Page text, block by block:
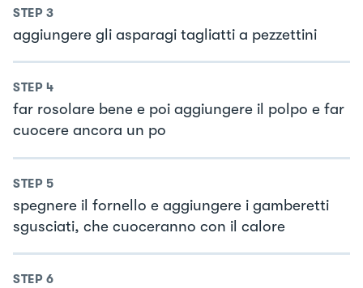
STEP 3
aggiungere gli asparagi tagliatti a pezzettini
STEP 4
far rosolare bene e poi aggiungere il polpo e far
cuocere ancora un po
STEP 5
spegnere il fornello e aggiungere i gamberetti
sgusciati, che cuoceranno con il calore
STEP 6